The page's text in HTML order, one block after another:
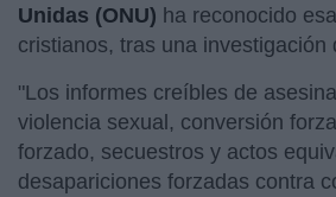
Unidas (ONU) ha reconocido
cristianos, tras una investigación
"Los informes creíbles de
violencia sexual, conversión
forzado, secuestros y actos
desapariciones forzadas contra